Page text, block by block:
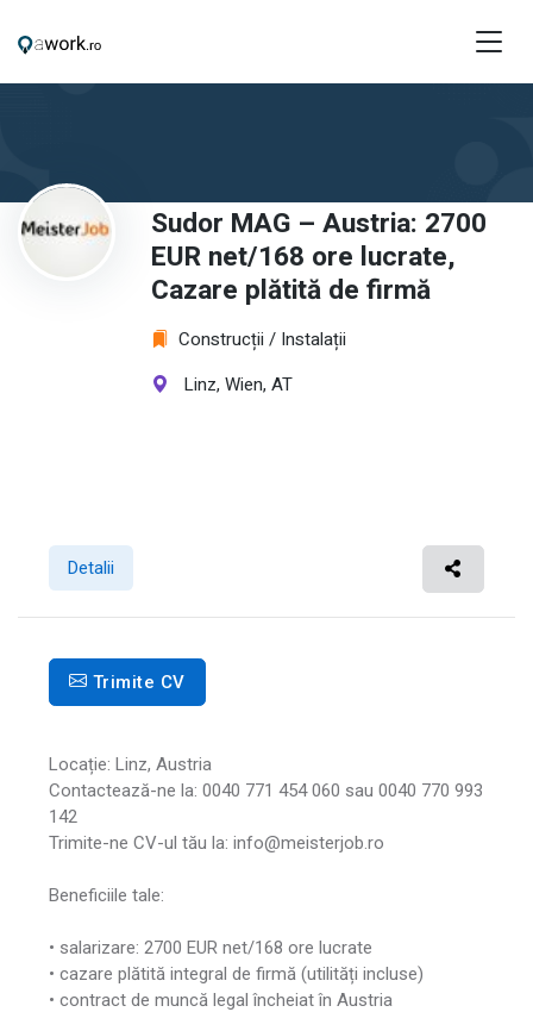
Sudor MAG – Austria: 2700
EUR net/168 ore lucrate,
Cazare plătită de firmă
Construcții / Instalații
Linz, Wien, AT
Detalii
Trimite CV
Locație: Linz, Austria
Contactează-ne la: 0040 771 454 060 sau 0040 770 993
142
Trimite-ne CV-ul tău la: info@meisterjob.ro
Beneficiile tale:
• salarizare: 2700 EUR net/168 ore lucrate
• cazare plătită integral de firmă (utilități incluse)
• contract de muncă legal încheiat în Austria